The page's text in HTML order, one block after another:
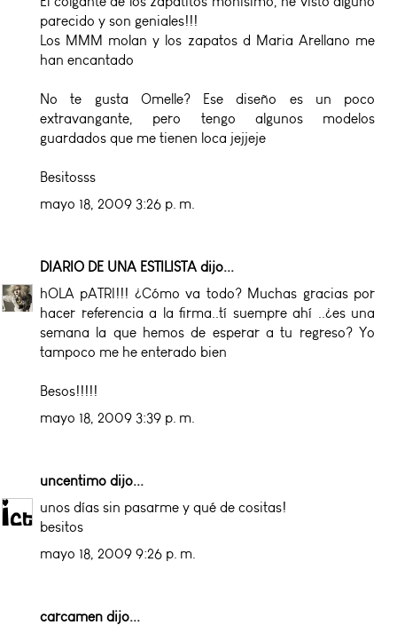
parecido y son geniales!!!
Los MMM molan y los zapatos d Maria Arellano me
han encantado
No te gusta Omelle? Ese diseño es un poco
extravangante, pero tengo algunos modelos
guardados que me tienen loca jejjeje
Besitosss
mayo 18, 2009 3:26 p. m.
DIARIO DE UNA ESTILISTA dijo...
hOLA pATRI!!! ¿Cómo va todo? Muchas gracias por
hacer referencia a la firma..tí suempre ahí ..¿es una
semana la que hemos de esperar a tu regreso? Yo
tampoco me he enterado bien
Besos!!!!!
mayo 18, 2009 3:39 p. m.
uncentimo dijo...
unos días sin pasarme y qué de cositas!
besitos
mayo 18, 2009 9:26 p. m.
carcamen dijo...